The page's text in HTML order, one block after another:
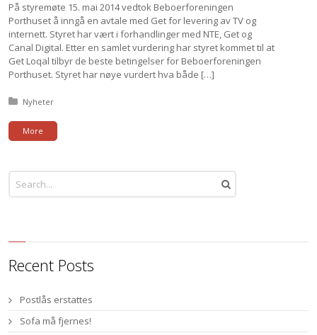
På styremøte 15. mai 2014 vedtok Beboerforeningen
Porthuset å inngå en avtale med Get for levering av TV og
internett. Styret har vært i forhandlinger med NTE, Get og
Canal Digital. Etter en samlet vurdering har styret kommet til at
Get Loqal tilbyr de beste betingelser for Beboerforeningen
Porthuset. Styret har nøye vurdert hva både […]
Posted in:
Nyheter
More
Recent Posts
Postlås erstattes
Sofa må fjernes!